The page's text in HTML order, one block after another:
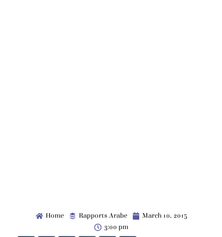
Home Rapports Arabe
March 10, 2015
3:00 pm